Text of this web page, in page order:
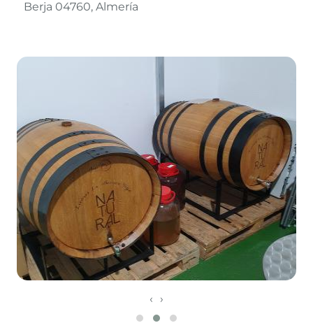
Leaflet© OpenStreetMapcontributors
Berja 04760 Almería
‹ ›